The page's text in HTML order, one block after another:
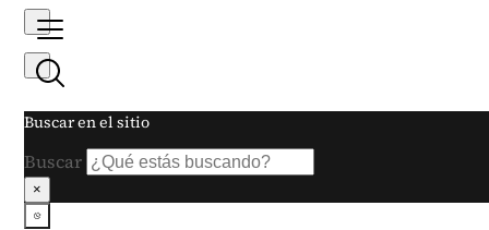
Buscar en el sitio
Buscar
×